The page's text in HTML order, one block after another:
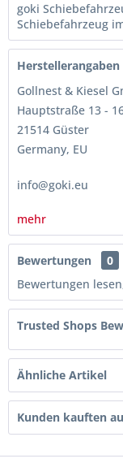
goki
Schiebefahrzeug
Herstellerangaben
Gollnest & Kiesel
Hauptstraße 13 -
21514 Güster
Germany, EU
info@goki.eu
mehr
Bewertungen
0
Bewertungen
Trusted Shops
Ähnliche Artikel
Kunden kauften